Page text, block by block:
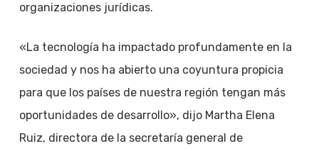
organizaciones jurídicas.
«La tecnología ha impactado profundamente en la
sociedad y nos ha abierto una coyuntura propicia
para que los países de nuestra región tengan más
oportunidades de desarrollo», dijo Martha Elena
Ruiz, directora de la secretaría general de